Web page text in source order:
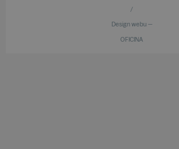
/
Design webu —
OFICINA